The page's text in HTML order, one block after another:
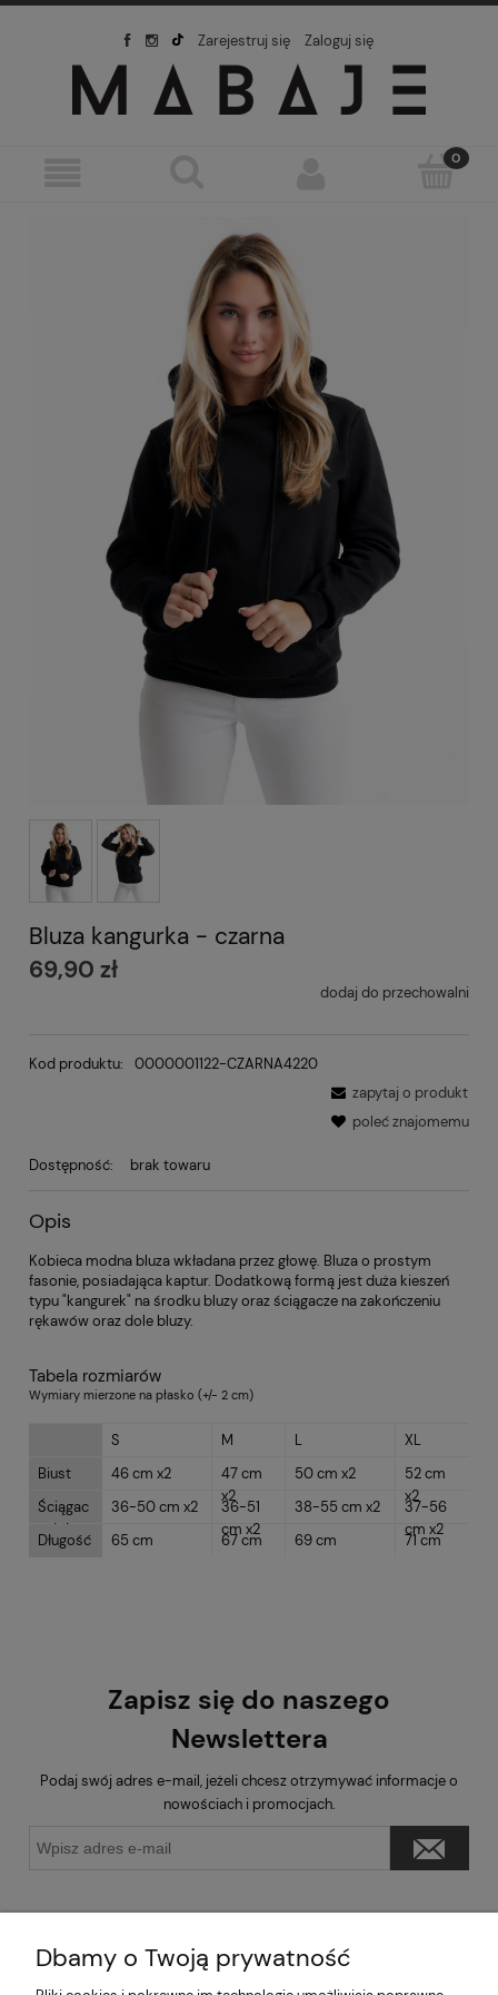
Zarejestruj się Zaloguj się
Bluza kangurka - czarna
69,90 zł
dodaj do przechowalni
Kod produktu:
0000001122-CZARNA4220
zapytaj o produkt
poleć znajomemu
Dostępność: brak towaru
Opis
Kobieca modna bluza wkładana przez głowę. Bluza o prostym
fasonie, posiadająca kaptur. Dodatkową formą jest duża kieszeń
typu "kangurek" na środku bluzy oraz ściągacze na zakończeniu
rękawów oraz dole bluzy.
Tabela rozmiarów
Wymiary mierzone na płasko (+/- 2 cm)
S M L
XL
Biust
46 cm x2
47 cm
x2
50 cm x2
52 cm
x2
Ściągac
z dół
36-50 cm x2
36-51
cm x2
38-55 cm x2
37-56
cm x2
Długość 65 cm 67 cm 69 cm 71 cm
Zapisz się do naszego
Newslettera
Podaj swój adres e-mail, jeżeli chcesz otrzymywać informacje o
nowościach i promocjach.
Dbamy o Twoją prywatność